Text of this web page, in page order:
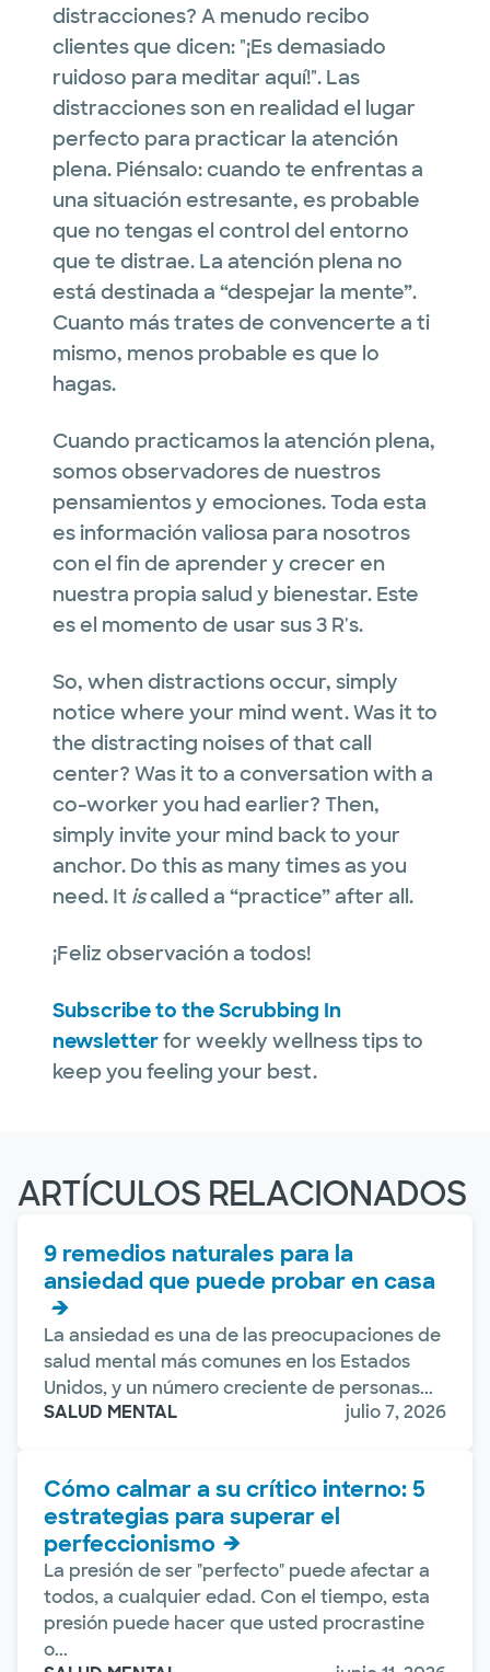
distracciones? A menudo recibo
clientes que dicen: "¡Es demasiado
ruidoso para meditar aquí!". Las
distracciones son en realidad el lugar
perfecto para practicar la atención
plena. Piénsalo: cuando te enfrentas a
una situación estresante, es probable
que no tengas el control del entorno
que te distrae. La atención plena no
está destinada a “despejar la mente”.
Cuanto más trates de convencerte a ti
mismo, menos probable es que lo
hagas.
Cuando practicamos la atención plena,
somos observadores de nuestros
pensamientos y emociones. Toda esta
es información valiosa para nosotros
con el fin de aprender y crecer en
nuestra propia salud y bienestar. Este
es el momento de usar sus 3 R's.
So, when distractions occur, simply
notice where your mind went. Was it to
the distracting noises of that call
center? Was it to a conversation with a
co-worker you had earlier? Then,
simply invite your mind back to your
anchor. Do this as many times as you
need. It iscalled a “practice” after all.
¡Feliz observación a todos!
Subscribe to the Scrubbing In
newsletterfor weekly wellness tips to
keep you feeling your best.
ARTÍCULOS RELACIONADOS
9 remedios naturales para la
ansiedad que puede probar en casa
La ansiedad es una de las preocupaciones de
salud mental más comunes en los Estados
Unidos, y un número creciente de personas...
SALUD MENTAL
julio 7, 2026
Cómo calmar a su crítico interno: 5
estrategias para superar el
perfeccionismo
La presión de ser "perfecto" puede afectar a
todos, a cualquier edad. Con el tiempo, esta
presión puede hacer que usted procrastine
o...